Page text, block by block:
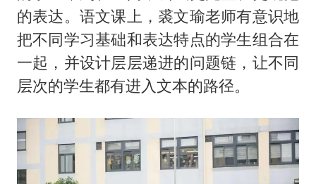
的表达。语文课上，裘文瑜老师有意识地
把不同学习基础和表达特点的学生组合在
一起，并设计层层递进的问题链，让不同
层次的学生都有进入文本的路径。